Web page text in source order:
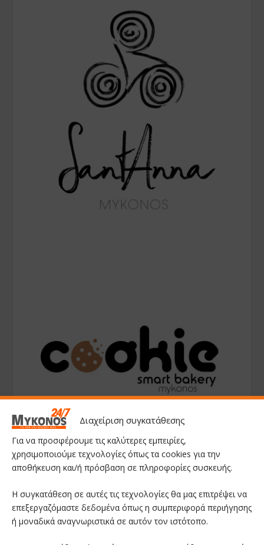
Διαχείριση συγκατάθεσης
Για να προσφέρουμε τις καλύτερες εμπειρίες,
χρησιμοποιούμε τεχνολογίες όπως τα cookies για την
αποθήκευση και/ή πρόσβαση σε πληροφορίες συσκευής.
Η συγκατάθεση σε αυτές τις τεχνολογίες θα μας επιτρέψει να
επεξεργαζόμαστε δεδομένα όπως η συμπεριφορά περιήγησης
ή μοναδικά αναγνωριστικά σε αυτόν τον ιστότοπο.